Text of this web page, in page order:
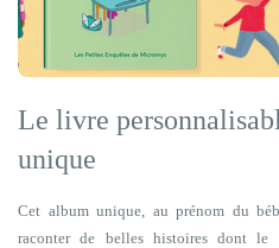
Le livre
unique
Cet album unique, au prénom du
raconter de belles histoires dont